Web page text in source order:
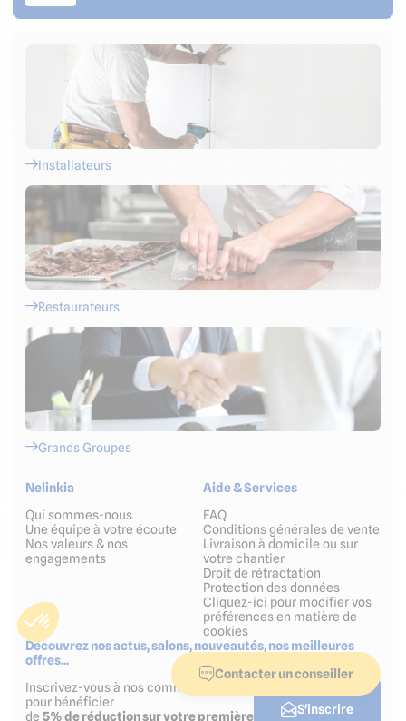
Contacter un conseiller
Installateurs
Restaurateurs
Grands Groupes
Nelinkia
Qui sommes-nous
Une équipe à votre écoute
Nos valeurs & nos
engagements
Aide & Services
FAQ
Conditions générales de vente
Livraison à domicile ou sur
votre chantier
Droit de rétractation
Protection des données
Cliquez-ici pour modifier vos
préférences en matière de
cookies
Découvrez nos actus, salons, nouveautés, nos meilleures
offres...
Inscrivez-vous à nos communications
pour bénéficier
de 5% de réduction sur votre première S'inscrire